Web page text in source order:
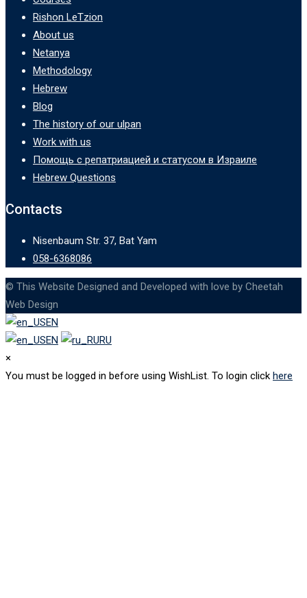
Rishon LeTzion
About us
Netanya
Methodology
Hebrew
Blog
The history of our ulpan
Work with us
Помощь с репатриацией и статусом в Израиле
Hebrew Questions
Contacts
Nisenbaum Str. 37, Bat Yam
058-6368086
© This Website Designed and Developed with love by Cheetah
Web Design
EN
EN
RU
×
You must be logged in before using WishList. To login click here